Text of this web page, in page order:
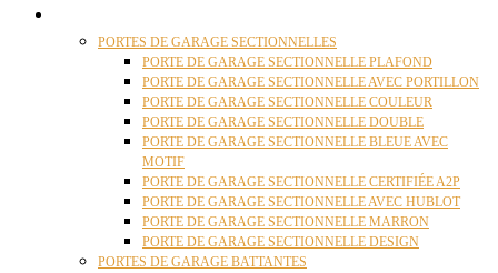
PORTES DE GARAGE SECTIONNELLES
PORTE DE GARAGE SECTIONNELLE PLAFOND
PORTE DE GARAGE SECTIONNELLE AVEC PORTILLON
PORTE DE GARAGE SECTIONNELLE COULEUR
PORTE DE GARAGE SECTIONNELLE DOUBLE
PORTE DE GARAGE SECTIONNELLE BLEUE AVEC
MOTIF
PORTE DE GARAGE SECTIONNELLE CERTIFIÉE A2P
PORTE DE GARAGE SECTIONNELLE AVEC HUBLOT
PORTE DE GARAGE SECTIONNELLE MARRON
PORTE DE GARAGE SECTIONNELLE DESIGN
PORTES DE GARAGE BATTANTES